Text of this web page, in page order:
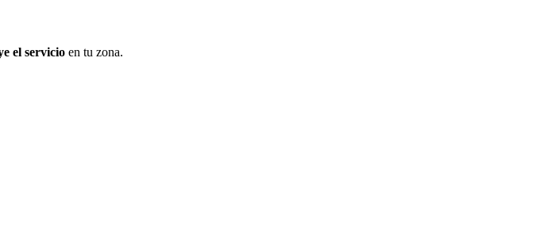
el servicio en tu zona.